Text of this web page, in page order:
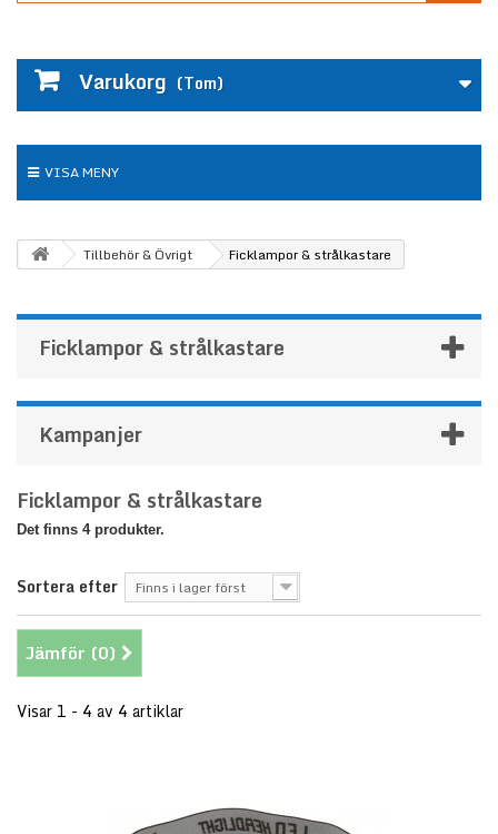
Varukorg (Tom)
VISA MENY
Tillbehör & Övrigt Ficklampor & strålkastare
Ficklampor & strålkastare
Kampanjer
Ficklampor & strålkastare
Det finns 4 produkter.
Sortera efter Finns i lager först
Jämför (0)
Visar 1 - 4 av 4 artiklar